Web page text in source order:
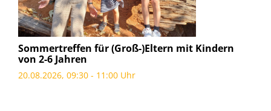
Sommertreffen für (Groß-)Eltern mit Kindern
von 2-6 Jahren
20.08.2026, 09:30 - 11:00 Uhr